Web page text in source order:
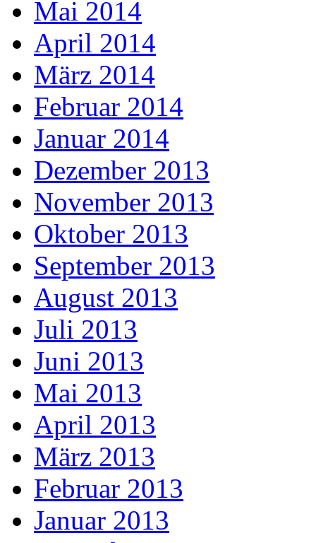
Mai 2014
April 2014
März 2014
Februar 2014
Januar 2014
Dezember 2013
November 2013
Oktober 2013
September 2013
August 2013
Juli 2013
Juni 2013
Mai 2013
April 2013
März 2013
Februar 2013
Januar 2013